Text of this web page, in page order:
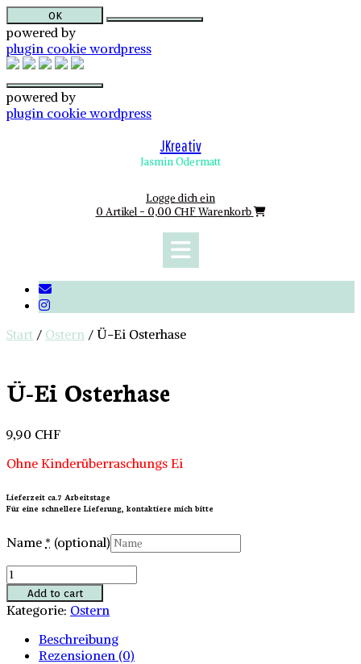
OK
powered by
plugin cookie wordpress
powered by
plugin cookie wordpress
JKreativ
Jasmin Odermatt
Logge dich ein
0 Artikel - 0,00 CHFWarenkorb
Start / Ostern / Ü-Ei Osterhase
Ü-Ei Osterhase
9,90 CHF
Ohne Kinderüberraschungs Ei
Lieferzeit ca.7 Arbeitstage
Für eine schnellere Lieferung, kontaktiere mich bitte
Name * (optional)
Ü-
Ei
Osterhase
Menge
Add to cart
Kategorie: Ostern
Beschreibung
Rezensionen (0)